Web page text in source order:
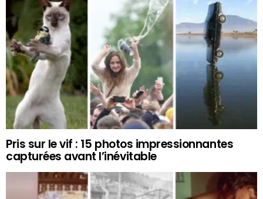
Pris sur le vif : 15 photos impressionnantes
capturées avant l’inévitable